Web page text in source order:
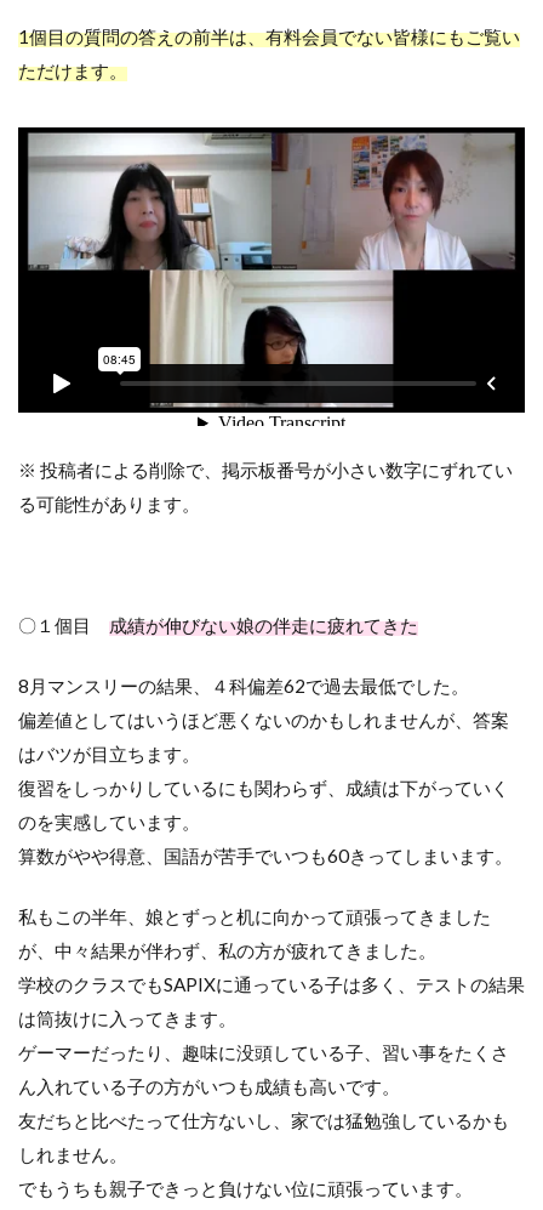
1個目の質問の答えの前半は、有料会員でない皆様にもご覧い
ただけます。
※ 投稿者による削除で、掲示板番号が小さい数字にずれてい
る可能性があります。
〇１個目 成績が伸びない娘の伴走に疲れてきた
8月マンスリーの結果、４科偏差62で過去最低でした。
偏差値としてはいうほど悪くないのかもしれませんが、答案
はバツが目立ちます。
復習をしっかりしているにも関わらず、成績は下がっていく
のを実感しています。
算数がやや得意、国語が苦手でいつも60きってしまいます。
私もこの半年、娘とずっと机に向かって頑張ってきました
が、中々結果が伴わず、私の方が疲れてきました。
学校のクラスでもSAPIXに通っている子は多く、テストの結果
は筒抜けに入ってきます。
ゲーマーだったり、趣味に没頭している子、習い事をたくさ
ん入れている子の方がいつも成績も高いです。
友だちと比べたって仕方ないし、家では猛勉強しているかも
しれません。
でもうちも親子できっと負けない位に頑張っています。